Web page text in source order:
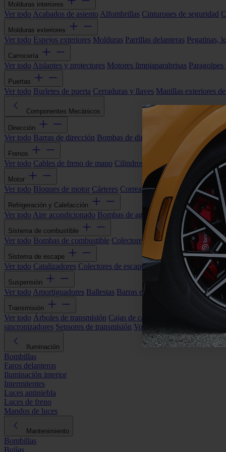
Molduras interiores
Ver todo Acabados de asiento Alfombrillas Cinturones de seguridad
Molduras exteriores
Ver todo Espejos exteriores Molduras Parrillas delanteras Pegatinas,
Carrocería
Ver todo Aislantes y protectores Motores limpiaparabrisas
Puertas
Ver todo Burletes de puerta Cerraduras y llaves Manillas exteriores
Componentes Mecánicos
Dirección
Ver todo Barras de dirección Bombas de dirección asistida
Frenos
Ver todo Cables de freno de mano Cilindros de freno Componentes
Motor
Ver todo Bloques de motor Cárteres Correas alternador Correas y
Refrigeración y Calefacción
Ver todo Aire acondicionado Bombas de agua Electroventiladores
Sistema de combustible
Ver todo Bombas de combustible Colectores de admisión Filtros de
Sistema de escape
Ver todo Catalizadores Colectores de escape Filtros de partículas
Suspensión
Ver todo Amortiguadores Ballestas Barras estabilizadoras Bieletas y
Transmisión
Ver todo Árboles de transmisión Cajas de cambios automáticas
sincronizadores Sensores de transmisión Volantes de motor
Iluminación
Bombillas
Faros delanteros
Iluminación interior
Intermitentes
Luces antiniebla
Luces de freno
Mandos de luces
Mantenimiento
Bombillas
Bujías